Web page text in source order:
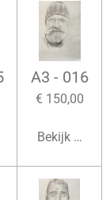
A3 - 016
€ 150,00
Bekijk details